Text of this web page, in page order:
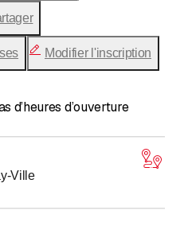
Modifier l'inscription
d’heures d’ouverture
Ville